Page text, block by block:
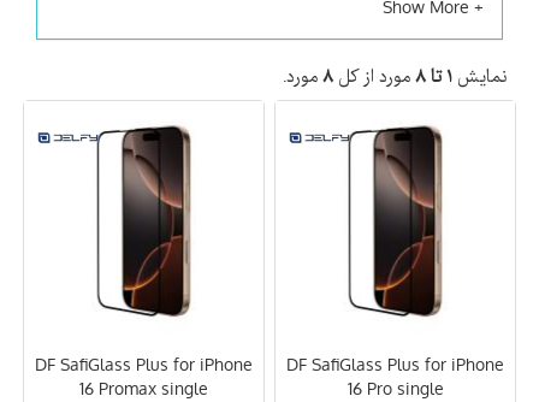
نمایش ۱ تا ۸ مورد از کل ۸ مورد.
DF SafiGlass Plus for iPhone
16 Pro single
DF SafiGlass Plus for iPhone
16 Promax single